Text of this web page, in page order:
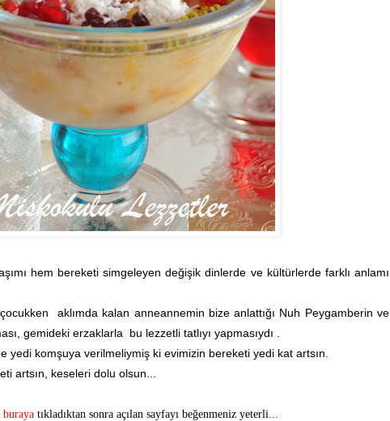
hem bereketi simgeleyen değişik dinlerde ve kültürlerde farklı anlamı
aklımda kalan anneannemin bize anlattığı Nuh Peygamberin ve
gemideki erzaklarla bu lezzetli tatlıyı yapmasıydı .
yedi komşuya verilmeliymiş ki evimizin bereketi yedi kat artsın.
artsın, keseleri dolu olsun...
buraya tıkladıktan sonra açılan sayfayı beğenmeniz yeterli...